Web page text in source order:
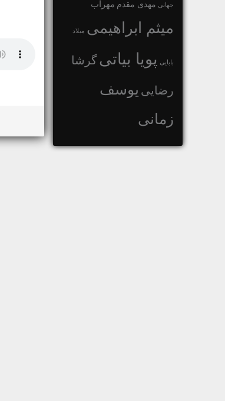
جهانی مهدی مقدم مهراب
میثم ابراهیمی میلاد
بابایی پویا بیاتیگرشا
رضایی یوسف
زمانی